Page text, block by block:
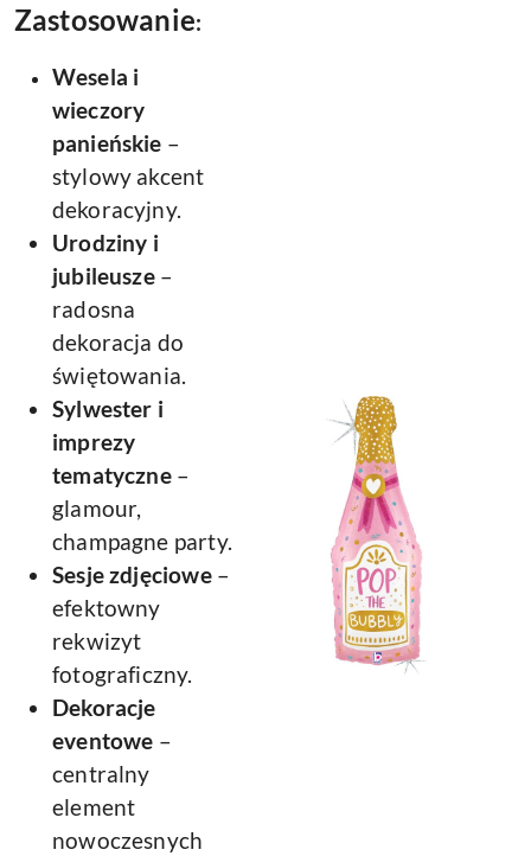
Zastosowanie:
Wesela i
wieczory
panieńskie –
stylowy akcent
dekoracyjny.
Urodziny i
jubileusze–
radosna
dekoracja do
świętowania.
Sylwester i
imprezy
tematyczne–
glamour,
champagne party.
Sesje zdjęciowe–
efektowny
rekwizyt
fotograficzny.
Dekoracje
eventowe –
centralny
element
nowoczesnych